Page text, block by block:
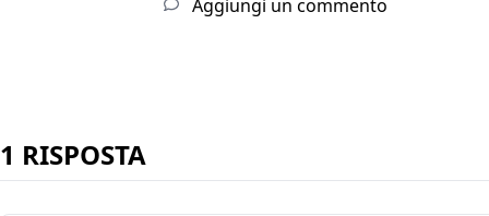
Aggiungi un commento
1 RISPOSTA